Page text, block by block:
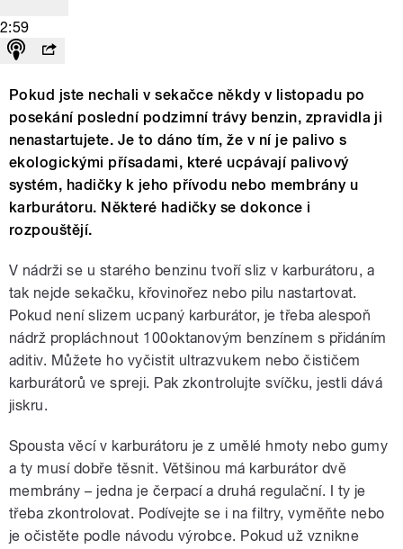
2:59
Pokud jste nechali v sekačce někdy v listopadu po
posekání poslední podzimní trávy benzin, zpravidla ji
nenastartujete. Je to dáno tím, že v ní je palivo s
ekologickými přísadami, které ucpávají palivový
systém, hadičky k jeho přívodu nebo membrány u
karburátoru. Některé hadičky se dokonce i
rozpouštějí.
V nádrži se u starého benzinu tvoří sliz v karburátoru, a
tak nejde sekačku, křovinořez nebo pilu nastartovat.
Pokud není slizem ucpaný karburátor, je třeba alespoň
nádrž propláchnout 100oktanovým benzínem s přidáním
aditiv. Můžete ho vyčistit ultrazvukem nebo čističem
karburátorů ve spreji. Pak zkontrolujte svíčku, jestli dává
jiskru.
Spousta věcí v karburátoru je z umělé hmoty nebo gumy
a ty musí dobře těsnit. Většinou má karburátor dvě
membrány – jedna je čerpací a druhá regulační. I ty je
třeba zkontrolovat. Podívejte se i na filtry, vyměňte nebo
je očistěte podle návodu výrobce. Pokud už vznikne